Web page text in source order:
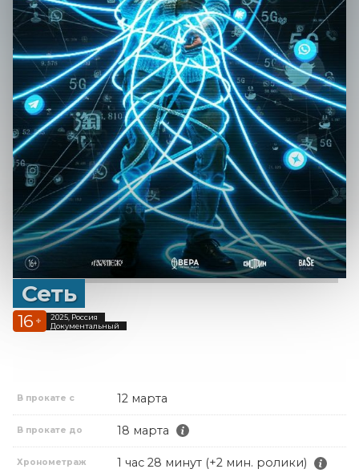
Сеть
16 +
2025, Россия
Документальный
В прокате с 12 марта
В прокате до 18 марта
Хронометраж 1 час 28 минут (+2 мин. ролики)